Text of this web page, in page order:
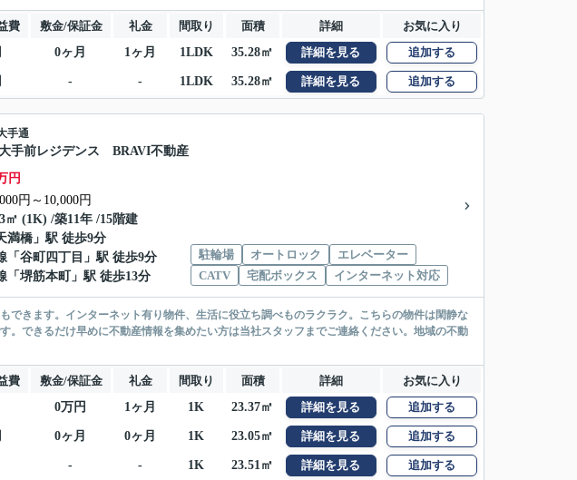
費 敷金/保証金 礼金 間取り 面積 詳細
お気に入り
0ヶ月 1ヶ月 1LDK 35.28㎡ 詳細を見る 追加する
- - 1LDK 35.28㎡ 詳細を見る 追加する
手通
手前レジデンス BRAVI不動産
円
円～10,000円
㎡ (1K) /築11年 /15階建
満橋 」駅 徒歩9分
「 谷町四丁目 」駅 徒歩9分
「 堺筋本町 」駅 徒歩13分
駐輪場 オートロック
エレベーター
CATV
宅配ボックス インターネット対応
できます。インターネット有り物件、生活に役立ち調べものラクラク。こちらの物件は閑静な
。できるだけ早めに不動産情報を集めたい方は当社スタッフまでご連絡ください。地域の不動
費 敷金/保証金 礼金 間取り 面積 詳細
お気に入り
0万円 1ヶ月 1K 23.37㎡ 詳細を見る 追加する
0ヶ月 0ヶ月 1K 23.05㎡ 詳細を見る 追加する
- - 1K 23.51㎡ 詳細を見る 追加する